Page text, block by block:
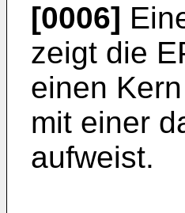
[0006]
zeigt die
einen
mit einer
aufweist.